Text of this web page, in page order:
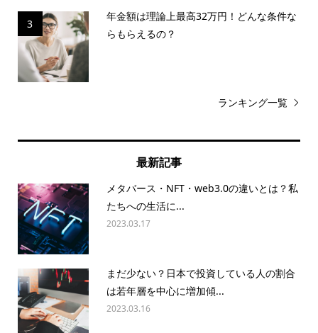
3
年金額は理論上最高32万円！どんな条件な
らもらえるの？
ランキング一覧
最新記事
メタバース・NFT・web3.0の違いとは？私
たちへの生活に...
2023.03.17
まだ少ない？日本で投資している人の割合
は若年層を中心に増加傾...
2023.03.16